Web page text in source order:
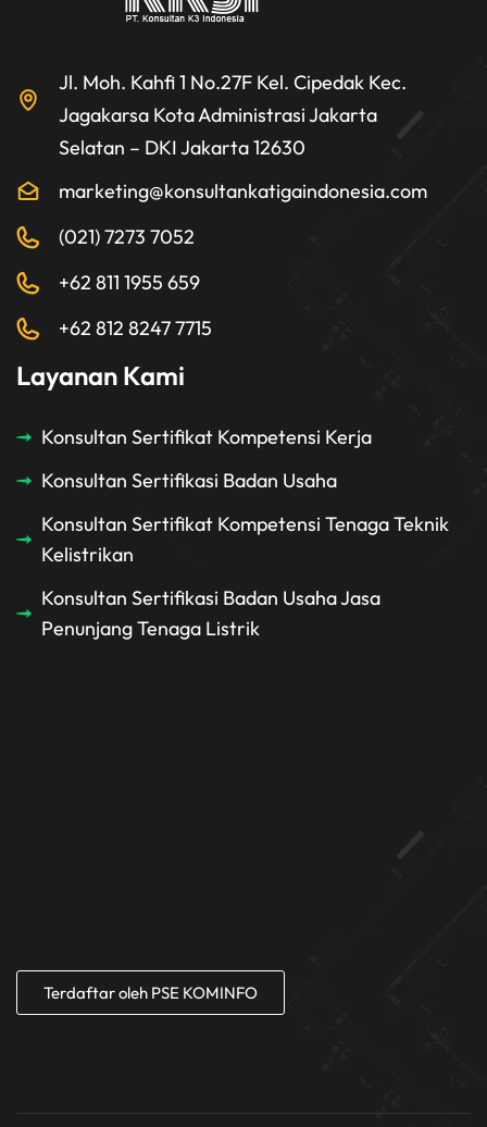
Jl. Moh. Kahfi 1 No.27F Kel. Cipedak Kec.
Jagakarsa Kota Administrasi Jakarta
Selatan – DKI Jakarta 12630
marketing@konsultankatigaindonesia.com
(021) 7273 7052
+62 811 1955 659
+62 812 8247 7715
Layanan Kami
Konsultan Sertifikat Kompetensi Kerja
Konsultan Sertifikasi Badan Usaha
Konsultan Sertifikat Kompetensi Tenaga Teknik
Kelistrikan
Konsultan Sertifikasi Badan Usaha Jasa
Penunjang Tenaga Listrik
Terdaftar oleh PSE KOMINFO